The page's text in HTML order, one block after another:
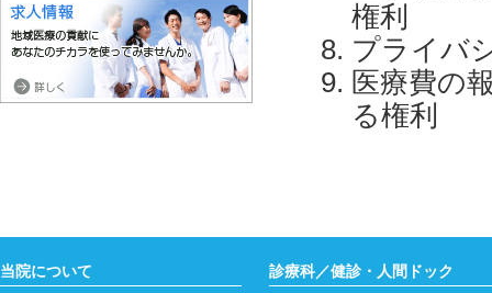
権利
プライバ
医療費の
る権利
当院について 診療科／健診・人間ドック